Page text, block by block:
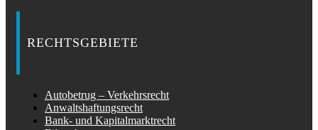
RECHTSGEBIETE
Autobetrug – Verkehrsrecht
Anwaltshaftungsrecht
Bank- und Kapitalmarktrecht